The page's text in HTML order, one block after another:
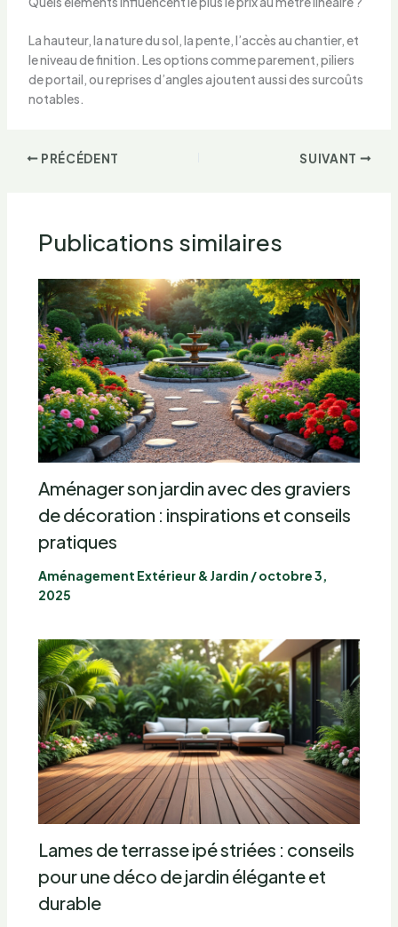
La hauteur, la nature du sol, la pente, l’accès au chantier, et
le niveau de finition. Les options comme parement, piliers
de portail, ou reprises d’angles ajoutent aussi des surcoûts
notables.
PRÉCÉDENT SUIVANT
Publications similaires
Aménager son jardin avec des graviers
de décoration : inspirations et conseils
pratiques
Aménagement Extérieur & Jardin /octobre 3,
2025
Lames de terrasse ipé striées : conseils
pour une déco de jardin élégante et
durable